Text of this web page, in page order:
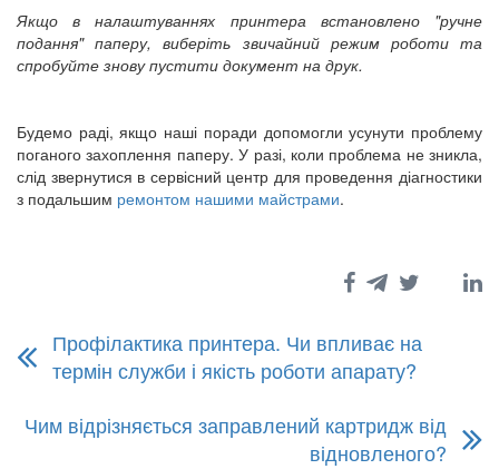
Якщо в налаштуваннях принтера встановлено "ручне
подання" паперу, виберіть звичайний режим роботи та
спробуйте знову пустити документ на друк.
Будемо раді, якщо наші поради допомогли усунути проблему
поганого захоплення паперу. У разі, коли проблема не зникла,
слід звернутися в сервісний центр для проведення діагностики
з подальшим ремонтом нашими майстрами.
Профілактика принтера. Чи впливає на
термін служби і якість роботи апарату?
Чим відрізняється заправлений картридж від
відновленого?